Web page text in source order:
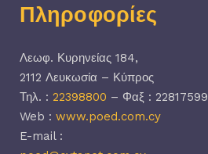
Πληροφορίες
Λεωφ. Κυρηνείας 184,
2112 Λευκωσία – Κύπρος
Τηλ. : 22398800 – Φαξ : 22817599
Web : www.poed.com.cy
E-mail :